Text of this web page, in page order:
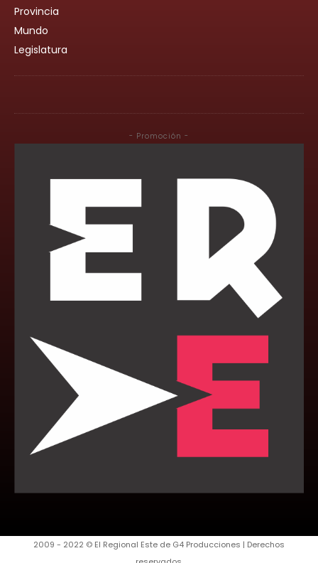
Provincia
Mundo
Legislatura
- Promoción -
2009 - 2022 © El Regional Este de G4 Producciones | Derechos